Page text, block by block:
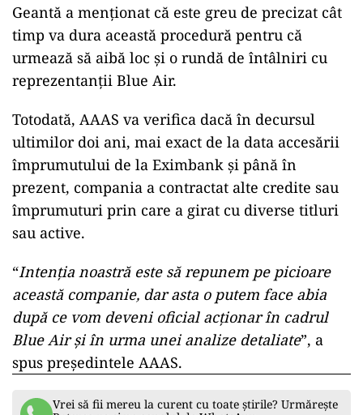
Geantă a menționat că este greu de precizat cât
timp va dura această procedură pentru că
urmează să aibă loc și o rundă de întâlniri cu
reprezentanții Blue Air.
Totodată, AAAS va verifica dacă în decursul
ultimilor doi ani, mai exact de la data accesării
împrumutului de la Eximbank și până în
prezent, compania a contractat alte credite sau
împrumuturi prin care a girat cu diverse titluri
sau active.
“Intenția noastră este să repunem pe picioare
această companie, dar asta o putem face abia
după ce vom deveni oficial acționar în cadrul
Blue Air și în urma unei analize detaliate”, a
spus președintele AAAS.
Vrei să fii mereu la curent cu toate știrile? Urmărește